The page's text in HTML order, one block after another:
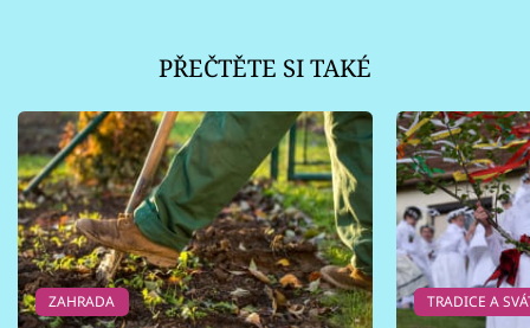
PŘEČTĚTE SI TAKÉ
ZAHRADA TRADICE A